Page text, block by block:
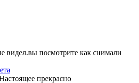
видел.вы посмотрите как снимали
прекрасно